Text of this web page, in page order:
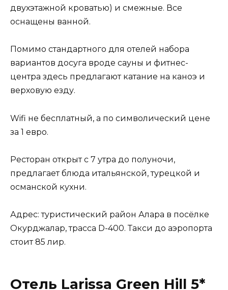
двухэтажной кроватью) и смежные. Все
оснащены ванной.
Помимо стандартного для отелей набора
вариантов досуга вроде сауны и фитнес-
центра здесь предлагают катание на каноэ и
верховую езду.
Wifi не бесплатный, а по символический цене
за 1 евро.
Ресторан открыт с 7 утра до полуночи,
предлагает блюда итальянской, турецкой и
османской кухни.
Адрес: туристический район Алара в посёлке
Окурджалар, трасса D-400. Такси до аэропорта
стоит 85 лир.
Отель Larissa Green Hill 5*